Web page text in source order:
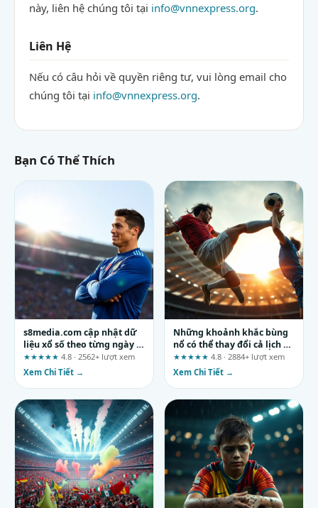
này, liên hệ chúng tôi tại info@vnnexpress.org.
Liên Hệ
Nếu có câu hỏi về quyền riêng tư, vui lòng email cho
chúng tôi tại info@vnnexpress.org.
Bạn Có Thể Thích
s8media.com cập nhật dữ
liệu xổ số theo từng ngày –
Sân chơi uy tín cho dân lô
đề
★★★★★ 4.8 · 2562+ lượt xem
Xem Chi Tiết →
Những khoảnh khắc bùng
nổ có thể thay đổi cả lịch sử
giải đấu
★★★★★ 4.8 · 2884+ lượt xem
Xem Chi Tiết →